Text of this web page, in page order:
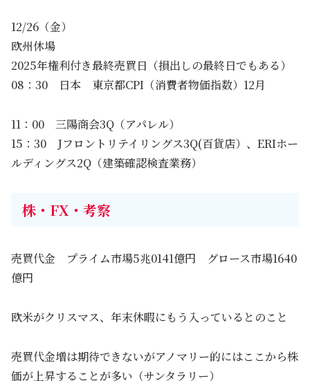
12/26（金）
欧州休場
2025年権利付き最終売買日（損出しの最終日でもある）
08：30 日本 東京都CPI（消費者物価指数）12月
11：00 三陽商会3Q（アパレル）
15：30 Jフロントリテイリングス3Q(百貨店）、ERIホー
ルディングス2Q（建築確認検査業務）
株・FX・考察
売買代金 プライム市場5兆0141億円 グロース市場1640
億円
欧米がクリスマス、年末休暇にもう入っているとのこと
売買代金増は期待できないがアノマリー的にはここから株
価が上昇することが多い（サンタラリー）